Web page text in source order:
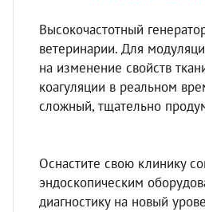
Высокочастотный
ветеринарии. Для
на изменение свойств
коагуляции в реальном
сложный, тщательно
Оснастите свою клинику
эндоскопическим
диагностику на новый